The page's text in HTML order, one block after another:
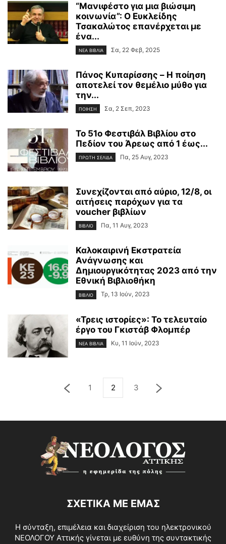
“Μανιφέστο για μια βιώσιμη
κοινωνία”: Ο Ευκλείδης
Τσακαλώτος επανέρχεται με
ένα...
ΝΕΑ ΒΙΒΛΙΑ Σα, 22 Φεβ, 2025
Πάνος Κυπαρίσσης – H ποίηση
αποτελεί τον θεμέλιο μύθο για
την...
ΠΟΙΗΣΗ Σα, 2 Σεπ, 2023
Το 51ο Φεστιβάλ Βιβλίου στο
Πεδίον του Άρεως από 1 έως...
ΠΡΩΤΗ ΣΕΛΙΔΑ Πα, 25 Αυγ, 2023
Συνεχίζονται από αύριο, 12/8, οι
αιτήσεις παρόχων για τα
voucher βιβλίων
ΒΙΒΛΙΟ Πα, 11 Αυγ, 2023
Καλοκαιρινή Εκστρατεία
Ανάγνωσης και
Δημιουργικότητας 2023 από την
Εθνική Βιβλιοθήκη
ΒΙΒΛΙΟ Τρ, 13 Ιούν, 2023
«Τρεις ιστορίες»: Το τελευταίο
έργο του Γκιστάβ Φλομπέρ
ΝΕΑ ΒΙΒΛΙΑ Κυ, 11 Ιούν, 2023
1 2 3
ΣΧΕΤΙΚΑ ΜΕ ΕΜΑΣ
Η σύνταξη, επιμέλεια και διαχείριση του ηλεκτρονικού
ΝΕΟΛΟΓΟΥ Αττικής γίνεται με ευθύνη της συντακτικής